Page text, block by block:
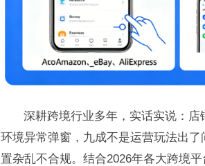
深耕跨境行业多年，实话实说：
环境异常弹窗，九成不是运营玩法出
置杂乱不合规。结合2026年各大跨境